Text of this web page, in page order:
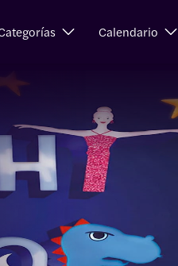
Calendario